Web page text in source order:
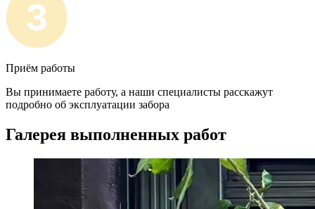
Приём работы
Вы принимаете работу, а наши специалисты расскажут
подробно об эксплуатации забора
Галерея выполненных работ